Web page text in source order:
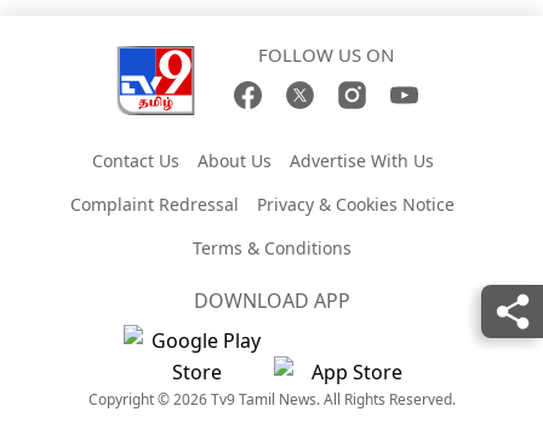
FOLLOW US ON
Contact Us About Us
Advertise With Us
Complaint Redressal
Privacy & Cookies Notice
Terms & Conditions
DOWNLOAD APP
Copyright © 2026 Tv9 Tamil News. All Rights Reserved.